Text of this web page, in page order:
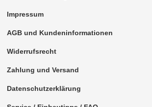
für Dodge
für Eagle
für Fiat
für Ford
für GMC
Impressum
AGB und Kundeninformationen
Widerrufsrecht
Zahlung und Versand
Datenschutzerklärung